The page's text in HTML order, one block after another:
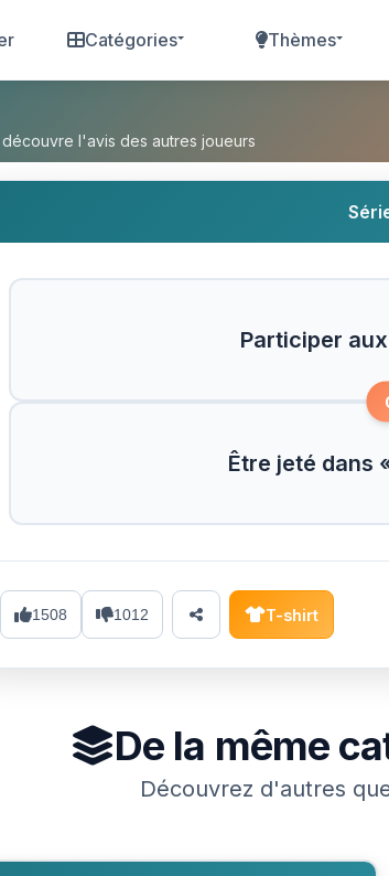
Catégories Thèmes
aux Hunger Games ou Être
l'avis des autres joueurs
Participer
Être jeté dans
1508 1012 T-shirt
De la même
Découvrez d'autres